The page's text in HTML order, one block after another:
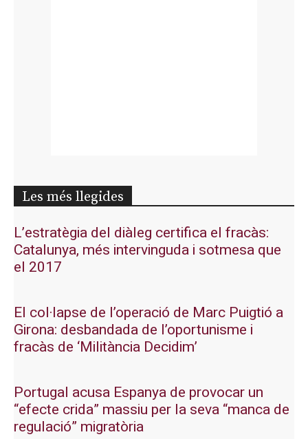
Les més llegides
L’estratègia del diàleg certifica el fracàs:
Catalunya, més intervinguda i sotmesa que
el 2017
El col·lapse de l’operació de Marc Puigtió a
Girona: desbandada de l’oportunisme i
fracàs de ‘Militància Decidim’
Portugal acusa Espanya de provocar un
“efecte crida” massiu per la seva “manca de
regulació” migratòria